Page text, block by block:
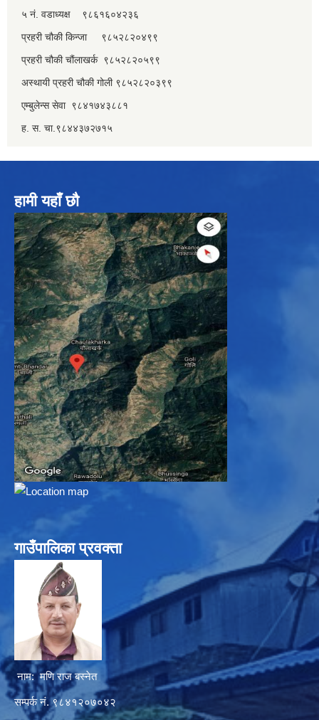
५ नं. वडाध्यक्ष ९८६१६०४२३६
प्रहरी चौकी किन्जा ९८५२८२०४९९
प्रहरी चौकी चौंलाखर्क ९८५२८२०५९९
अस्थायी प्रहरी चौकी गोली ९८५२८२०३९९
एम्बुलेन्स सेवा ९८४१७४३८८१
ह. स. चा.९८४४३७२७१५
हामी यहाँ छौ
गाउँपालिका प्रवक्ता
नाम: मणि राज बस्नेत
सम्पर्क नं. ९८४१२०७०४२